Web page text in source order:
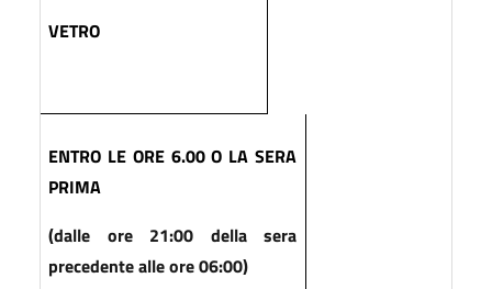
VETRO
ENTRO LE ORE 6.00 O LA SERA
PRIMA
(dalle ore 21:00 della sera
precedente alle ore 06:00)